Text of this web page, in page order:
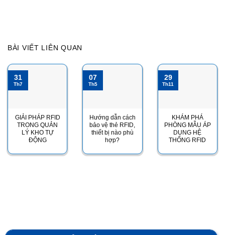
BÀI VIẾT LIÊN QUAN
GIẢI PHÁP RFID
TRONG QUẢN
LÝ KHO TỰ
ĐỘNG
31
Th7
Hướng dẫn cách
bảo vệ thẻ RFID,
thiết bị nào phù
hợp?
07
Th5
KHÁM PHÁ
PHÒNG MẪU ÁP
DỤNG HỆ
THỐNG RFID
29
Th11